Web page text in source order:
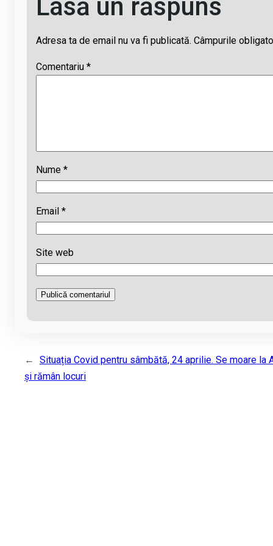
Lasă un răspuns
Adresa ta de email nu va fi publicată. Câmpurile
Comentariu *
Nume *
Email *
Site web
←
Situația Covid pentru sâmbătă, 24 aprilie. Se moare la
și rămân locuri